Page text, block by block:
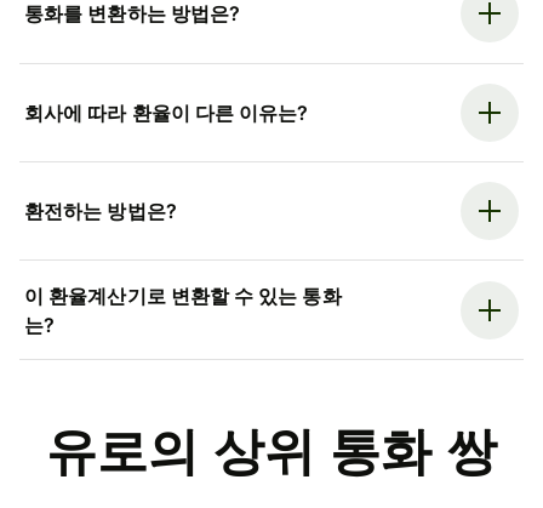
통화를 변환하는 방법은?
회사에 따라 환율이 다른 이유는?
환전하는 방법은?
이 환율계산기로 변환할 수 있는 통화
는?
유로의 상위 통화 쌍